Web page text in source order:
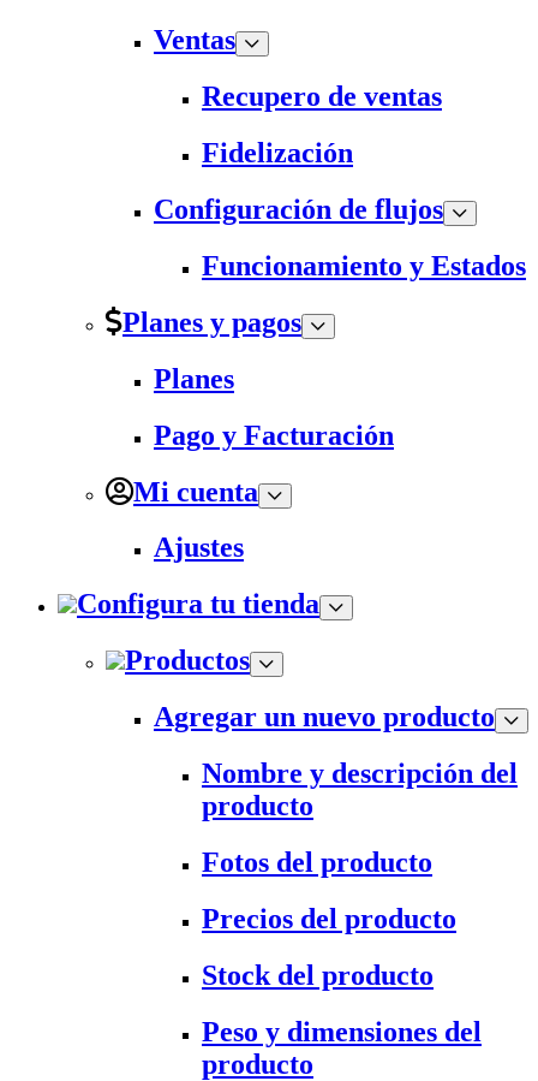
Ventas
Recupero de ventas
Fidelización
Configuración de flujos
Funcionamiento y Estados
Planes y pagos
Planes
Pago y Facturación
Mi cuenta
Ajustes
Configura tu tienda
Productos
Agregar un nuevo producto
Nombre y descripción del
producto
Fotos del producto
Precios del producto
Stock del producto
Peso y dimensiones del
producto